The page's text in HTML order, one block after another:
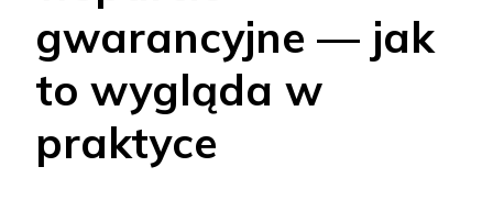
gwarancyjne — jak
to wygląda w
praktyce